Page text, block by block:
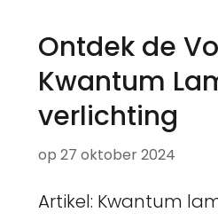
Ontdek de
Kwantum
verlichting
op 27 oktober 2024
Artikel: Kwantum